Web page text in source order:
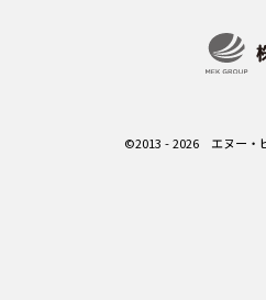
©2013 - 2026 エヌー・